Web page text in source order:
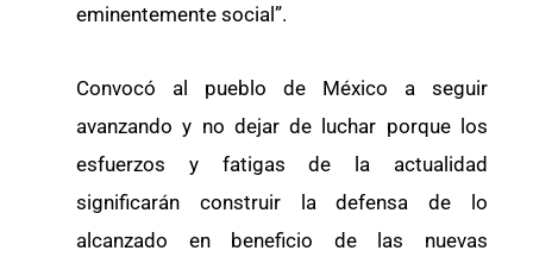
eminentemente social”.
Convocó al pueblo de México a seguir
avanzando y no dejar de luchar porque los
esfuerzos y fatigas de la actualidad
significarán construir la defensa de lo
alcanzado en beneficio de las nuevas